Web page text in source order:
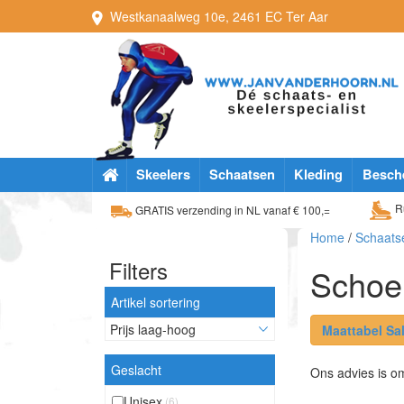
Westkanaalweg 10e, 2461 EC Ter Aar
Skeelers Schaatsen Kleding
GRATIS verzending in NL vanaf € 100,=
Filters
Artikel sortering
Geslacht
(6)
Home /
Maattabel
Ons advies is